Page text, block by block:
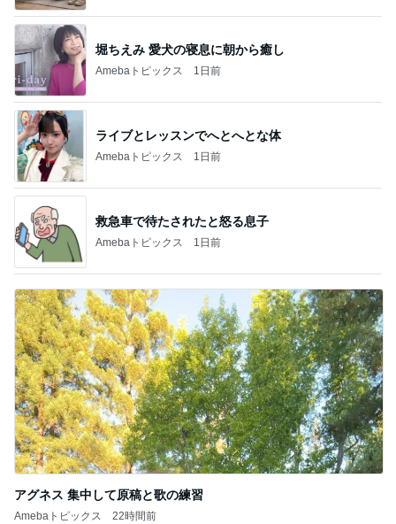
堀ちえみ 愛犬の寝息に朝から癒し
Amebaトピックス 1日前
ライブとレッスンでへとへとな体
Amebaトピックス 1日前
救急車で待たされたと怒る息子
Amebaトピックス 1日前
アグネス 集中して原稿と歌の練習
Amebaトピックス 22時間前